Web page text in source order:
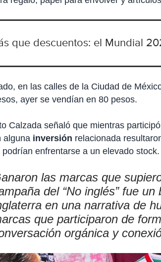
que descuentos: el Mundial
en las calles de la Ciudad de
ayer se vendían en 80 pesos.
Calzada señaló que mientras
alguna inversión relacionada
enfrentarse a un elevado stock.
las marcas que
del “No inglés” fue
en una narrativa de
que participaron de
orgánica y